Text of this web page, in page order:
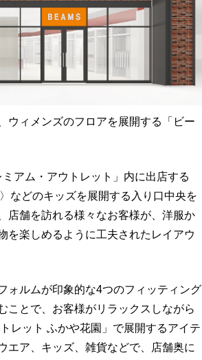
ウィメンズのフロアを展開する「ビー
アム・アウトレット」内に出店する
などのキッズを展開する入り口中央を
店舗を訪れる様々なお客様が、洋服か
を楽しめるように工夫されたレイアウ
ォルムが印象的な4つのフィッティング
ことで、お客様がリラックスしながら
レット ふかや花園」で展開するアイテ
エア、キッズ、雑貨などで、店舗奥に